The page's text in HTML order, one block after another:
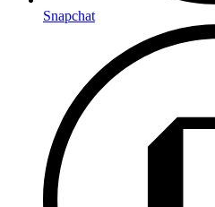
Snapchat